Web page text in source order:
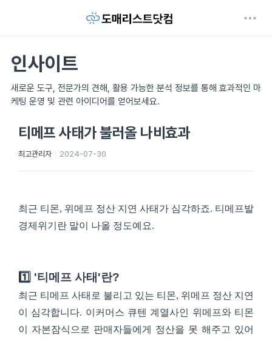
인사이트
새로운 도구, 전문가의 견해, 활용 가능한 분석 정보를 통해 효과적인 마
케팅 운영 및 관련 아이디어를 얻어보세요.
티메프 사태가 불러올 나비효과
최고관리자 2024-07-30
최근 티몬, 위메프 정산 지연 사태가 심각하죠. 티메프발
경제위기란 말이 나올 정도예요.
1️⃣ '티메프 사태'란?
최근 티메프 사태로 불리고 있는 티몬, 위메프 정산 지연
이 심각합니다. 이커머스 큐텐 계열사인 위메프와 티몬
이 자본잠식으로 판매자들에게 정산을 못 해주고 있어